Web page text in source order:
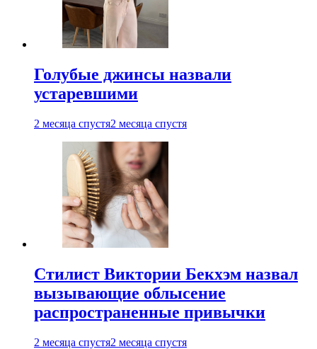
Голубые джинсы назвали
устаревшими
2 месяца спустя2 месяца спустя
Стилист Виктории Бекхэм назвал
вызывающие облысение
распространенные привычки
2 месяца спустя2 месяца спустя